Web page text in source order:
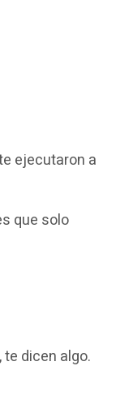
ejecutaron a
que solo
dicen algo.